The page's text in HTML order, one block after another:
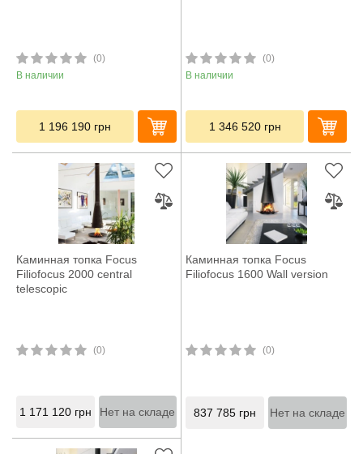
(0)
В наличии
1 196 190 грн
(0)
В наличии
1 346 520 грн
Каминная топка Focus
Filiofocus 2000 central
telescopic
(0)
1 171 120 грн Нет на складе
Каминная топка Focus
Filiofocus 1600 Wall version
(0)
837 785 грн Нет на складе